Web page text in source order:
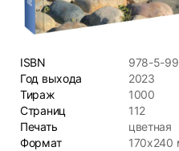
ISBN
978-5-
Год выхода
2023
Тираж
1000
Страниц
112
Печать
цветная
Формат
170х240